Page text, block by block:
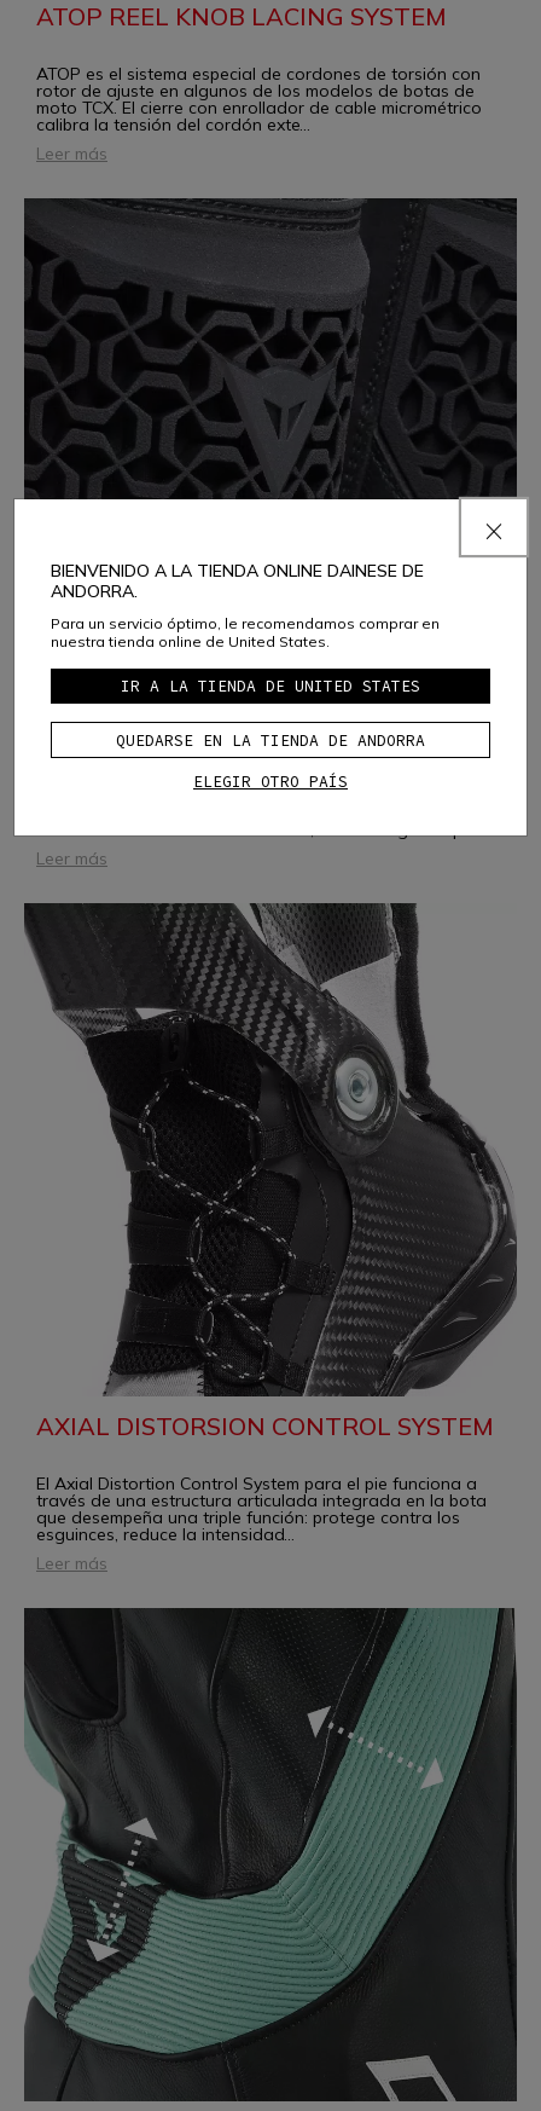
ATOP REEL KNOB LACING SYSTEM
ATOP es el sistema especial de cordones de torsión con
rotor de ajuste en algunos de los modelos de botas de
moto TCX. El cierre con enrollador de cable micrométrico
calibra la tensión del cordón exte...
Leer más
AUXAGUARD
AUXAGUARD es un protector blando, flexible y
ergonómico. Inspirándose en la geometría de las
Leer más
AXIAL DISTORSION CONTROL SYSTEM
El Axial Distortion Control System para el pie funciona a
través de una estructura articulada integrada en la bota
que desempeña una triple función: protege contra los
esguinces, reduce la intensidad...
Leer más
BIENVENIDO A LA TIENDA ONLINE DAINESE DE
ANDORRA.
Para un servicio óptimo, le recomendamos comprar en
nuestra tienda online de United States.
IR A LA TIENDA DE UNITED STATES
QUEDARSE EN LA TIENDA DE ANDORRA
ELEGIR OTRO PAÍS